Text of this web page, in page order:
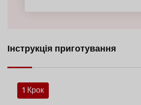
Інструкція приготування
1 Крок